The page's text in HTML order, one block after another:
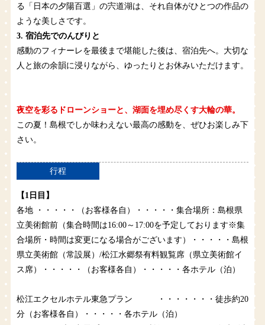
る「日本の夕陽百選」の宍道湖は、それ自体がひとつの作品の
ような美しさです。
3. 宿泊先でのんびりと
感動のフィナーレを最後まで堪能した後は、宿泊先へ。大切な
人と旅の余韻に浸りながら、ゆったりとお休みいただけます。
夜空を彩るドローンショーと、湖面を埋め尽くす大輪の華。
この夏！島根でしか味わえない最高の感動を、ぜひお楽しみ下
さい。
行程
【1日目】
各地 ・・・・・（お客様各自）・・・・・集合場所：島根県
立美術館前（集合時間は16:00～17:00を予定しております※集
合場所・時間は変更になる場合がございます）・・・・・島根
県立美術館（常設展）/松江水郷祭有料観覧席（県立美術館イ
ス席）・・・・・（お客様各自）・・・・・各ホテル（泊）
松江エクセルホテル東急プラン ・・・・・・・徒歩約20
分（お客様各自）・・・・・各ホテル（泊）